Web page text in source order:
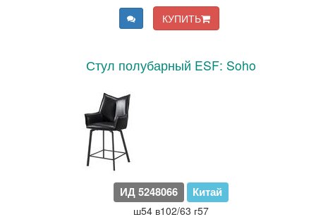
КУПИТЬ
Стул полубарный ESF: Soho
ИД 5248066 Китай
ш54 в102/63 г57